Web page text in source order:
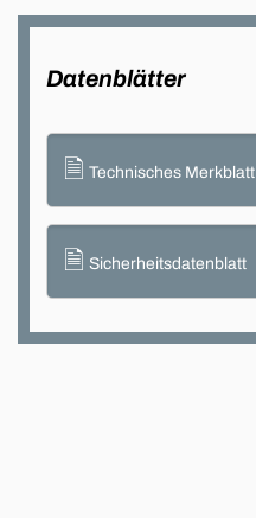
Datenblätter
🗎 Technisches Merkblatt
🗎 Sicherheitsdatenblatt